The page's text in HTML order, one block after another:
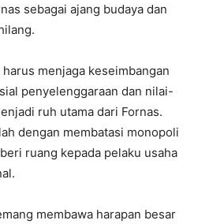
sebagai ajang budaya dan
menjaga keseimbangan
penyelenggaraan dan nilai-
ruh utama dari Fornas.
dengan membatasi monopoli
ruang kepada pelaku usaha
membawa harapan besar